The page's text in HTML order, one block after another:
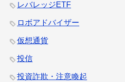
レバレッジETF
ロボアドバイザー
仮想通貨
投信
投資詐欺・注意喚起